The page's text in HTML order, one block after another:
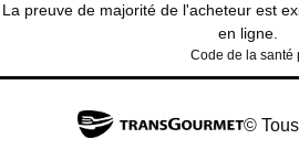
La preuve de majorité de l'acheteur est
en ligne.
Code de la santé
©